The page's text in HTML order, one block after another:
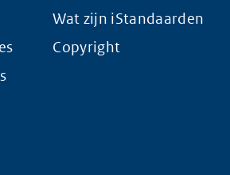
Wat zijn iStandaarden
Copyright